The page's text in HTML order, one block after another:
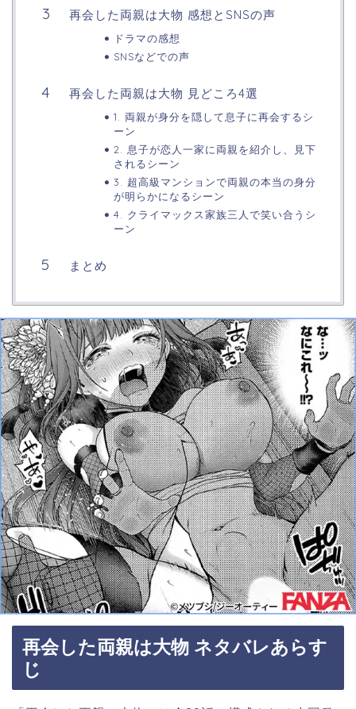
再会した両親は大物 感想とSNSの声
ドラマの感想
SNSなどでの声
再会した両親は大物 見どころ4選
1. 両親が身分を隠して息子に再会するシ
ーン
2. 息子が恋人一家に両親を紹介し、見下
されるシーン
3. 超高級マンションで両親の本当の身分
が明らかになるシーン
4. クライマックス家族三人で笑い合うシ
ーン
まとめ
再会した両親は大物 ネタバレあらす
じ